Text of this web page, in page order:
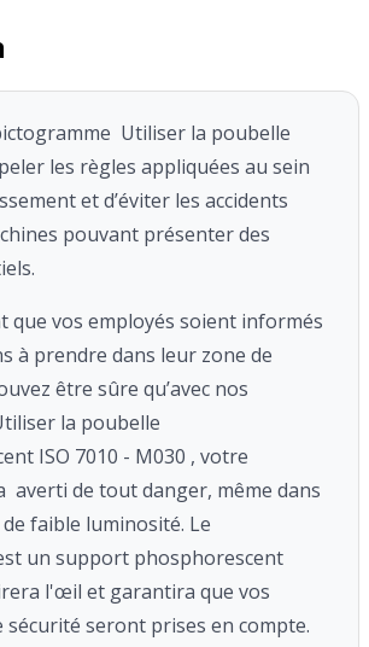
Utiliser la poubelle
les règles appliquées au sein
et d’éviter les accidents
pouvant présenter des
que vos employés soient informés
à prendre dans leur zone de
être sûre qu’avec nos
la poubelle
ISO 7010 - M030 , votre
averti de tout danger, même dans
faible luminosité. Le
un support phosphorescent
l'œil et garantira que vos
seront prises en compte.